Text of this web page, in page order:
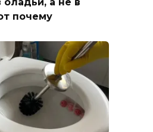
почему